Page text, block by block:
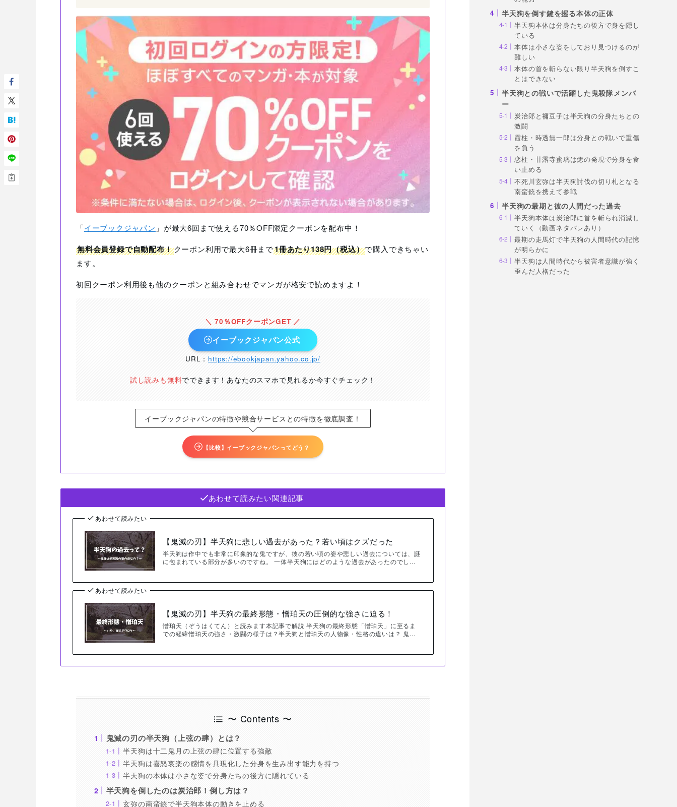
「イーブックジャパン 」が最大6回まで使える70％OFF限定クーポンを配布中！
無料会員登録で自動配布！クーポン利用で最大6冊まで1冊あたり138円（税込）で購入できちゃい
ます。
初回クーポン利用後も他のクーポンと組み合わせでマンガが格安で読めますよ！
＼ 70％OFFクーポンGET ／
イーブックジャパン公式
URL： https://ebookjapan.yahoo.co.jp/
試し読みも無料でできます！あなたのスマホで見れるか今すぐチェック！
イーブックジャパンの特徴や競合サービスとの特徴を徹底調査！
【比較】イーブックジャパンってどう？
あわせて読みたい関連記事
あわせて読みたい
【鬼滅の刃】半天狗に悲しい過去があった？若い頃はクズだった
半天狗は作中でも非常に印象的な鬼ですが、彼の若い頃の姿や悲しい過去については、謎
に包まれている部分が多いのですね。 一体半天狗にはどのような過去があったのでし…
あわせて読みたい
【鬼滅の刃】半天狗の最終形態・憎珀天の圧倒的な強さに迫る！
憎珀天（ぞうはくてん）と読みます本記事で解説 半天狗の最終形態「憎珀天」に至るま
での経緯憎珀天の強さ・激闘の様子は？半天狗と憎珀天の人物像・性格の違いは？ 鬼…
〜 Contents 〜
鬼滅の刃の半天狗（上弦の肆）とは？
半天狗は十二鬼月の上弦の肆に位置する強敵
半天狗は喜怒哀楽の感情を具現化した分身を生み出す能力を持つ
半天狗の本体は小さな姿で分身たちの後方に隠れている
半天狗を倒したのは炭治郎！倒し方は？
玄弥の南蛮銃で半天狗本体の動きを止める
半天狗を倒す鍵を握る本体の正体
半天狗本体は分身たちの後方で身を隠し
ている
本体は小さな姿をしており見つけるのが
難しい
本体の首を斬らない限り半天狗を倒すこ
とはできない
半天狗との戦いで活躍した鬼殺隊メンバ
ー
炭治郎と禰豆子は半天狗の分身たちとの
激闘
霞柱・時透無一郎は分身との戦いで重傷
を負う
恋柱・甘露寺蜜璃は痣の発現で分身を食
い止める
不死川玄弥は半天狗討伐の切り札となる
南蛮銃を携えて参戦
半天狗の最期と彼の人間だった過去
半天狗本体は炭治郎に首を斬られ消滅し
ていく（動画ネタバレあり）
最期の走馬灯で半天狗の人間時代の記憶
が明らかに
半天狗は人間時代から被害者意識が強く
歪んだ人格だった